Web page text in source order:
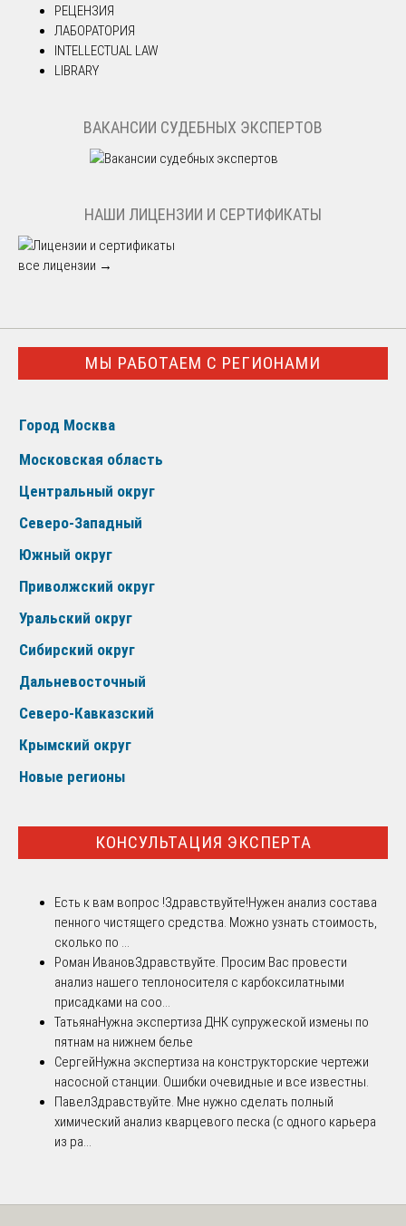
РЕЦЕНЗИЯ
ЛАБОРАТОРИЯ
INTELLECTUAL LAW
LIBRARY
ВАКАНСИИ СУДЕБНЫХ ЭКСПЕРТОВ
НАШИ ЛИЦЕНЗИИ И СЕРТИФИКАТЫ
все лицензии →
МЫ РАБОТАЕМ С РЕГИОНАМИ
Город Москва
Московская область
Центральный округ
Северо-Западный
Южный округ
Приволжский округ
Уральский округ
Сибирский округ
Дальневосточный
Северо-Кавказский
Крымский округ
Новые регионы
КОНСУЛЬТАЦИЯ ЭКСПЕРТА
Есть к вам вопрос !Здравствуйте!Нужен анализ состава
пенного чистящего средства. Можно узнать стоимость,
сколько по ...
Роман ИвановЗдравствуйте. Просим Вас провести
анализ нашего теплоносителя с карбоксилатными
присадками на соо...
ТатьянаНужна экспертиза ДНК супружеской измены по
пятнам на нижнем белье
СергейНужна экспертиза на конструкторские чертежи
насосной станции. Ошибки очевидные и все известны.
ПавелЗдравствуйте. Мне нужно сделать полный
химический анализ кварцевого песка (с одного карьера
из ра...